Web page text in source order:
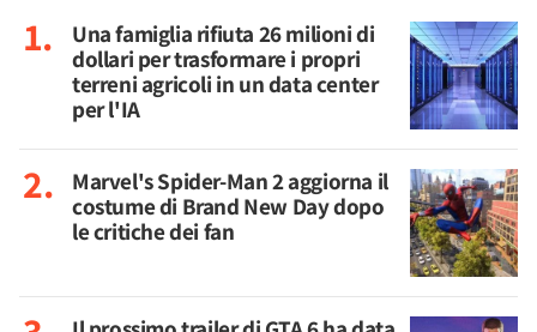
Una famiglia rifiuta 26 milioni di
dollari per trasformare i propri
terreni agricoli in un data center
per l'IA
Marvel's Spider-Man 2 aggiorna il
costume di Brand New Day dopo
le critiche dei fan